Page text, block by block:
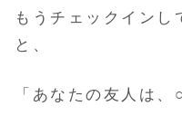
もうチェックインし
と、
「あなたの友人は